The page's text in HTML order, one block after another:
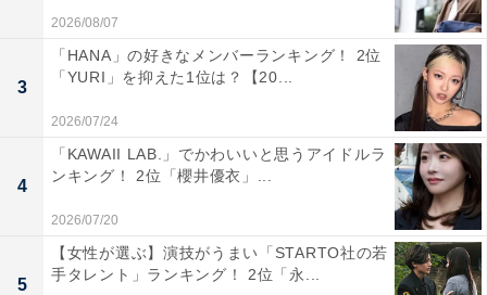
2026/08/07
3
「HANA」の好きなメンバーランキング！ 2位
「YURI」を抑えた1位は？【20...
2026/07/24
4
「KAWAII LAB.」でかわいいと思うアイドルラ
ンキング！ 2位「櫻井優衣」...
2026/07/20
5
【女性が選ぶ】演技がうまい「STARTO社の若
手タレント」ランキング！ 2位「永...